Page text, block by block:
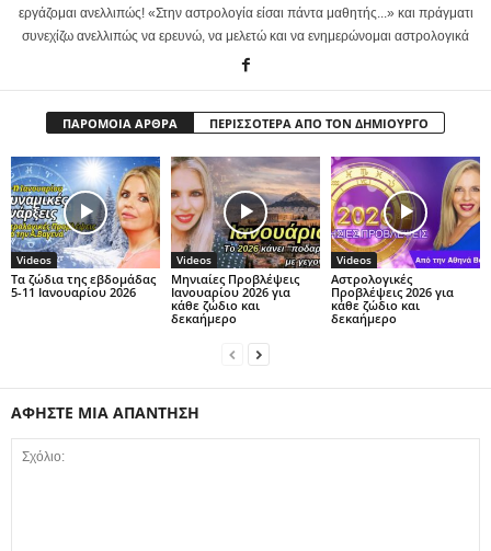
εργάζομαι ανελλιπώς! «Στην αστρολογία είσαι πάντα μαθητής...» και πράγματι
συνεχίζω ανελλιπώς να ερευνώ, να μελετώ και να ενημερώνομαι αστρολογικά
ΠΑΡΟΜΟΙΑ ΑΡΘΡΑ ΠΕΡΙΣΣΟΤΕΡΑ ΑΠΟ ΤΟΝ ΔΗΜΙΟΥΡΓΟ
Videos
Τα ζώδια της εβδομάδας
5-11 Ιανουαρίου 2026
Videos
Μηνιαίες Προβλέψεις
Ιανουαρίου 2026 για
κάθε ζώδιο και
δεκαήμερο
Videos
Αστρολογικές
Προβλέψεις 2026 για
κάθε ζώδιο και
δεκαήμερο
ΑΦΗΣΤΕ ΜΙΑ ΑΠΑΝΤΗΣΗ